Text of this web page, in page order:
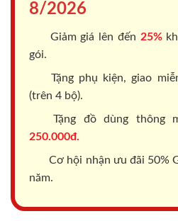
8/2026
Giảm giá lên đến 25%
gói.
Tặng phụ kiện, giao
(trên 4 bộ).
Tặng đồ dùng thông
250.000đ.
Cơ hội nhận ưu đãi 50%
năm.